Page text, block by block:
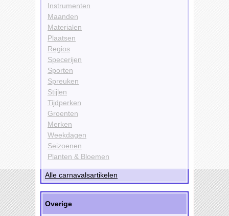
Instrumenten
Maanden
Materialen
Plaatsen
Regios
Specerijen
Sporten
Spreuken
Stijlen
Tijdperken
Groenten
Merken
Weekdagen
Seizoenen
Planten & Bloemen
Alle carnavalsartikelen
Overige